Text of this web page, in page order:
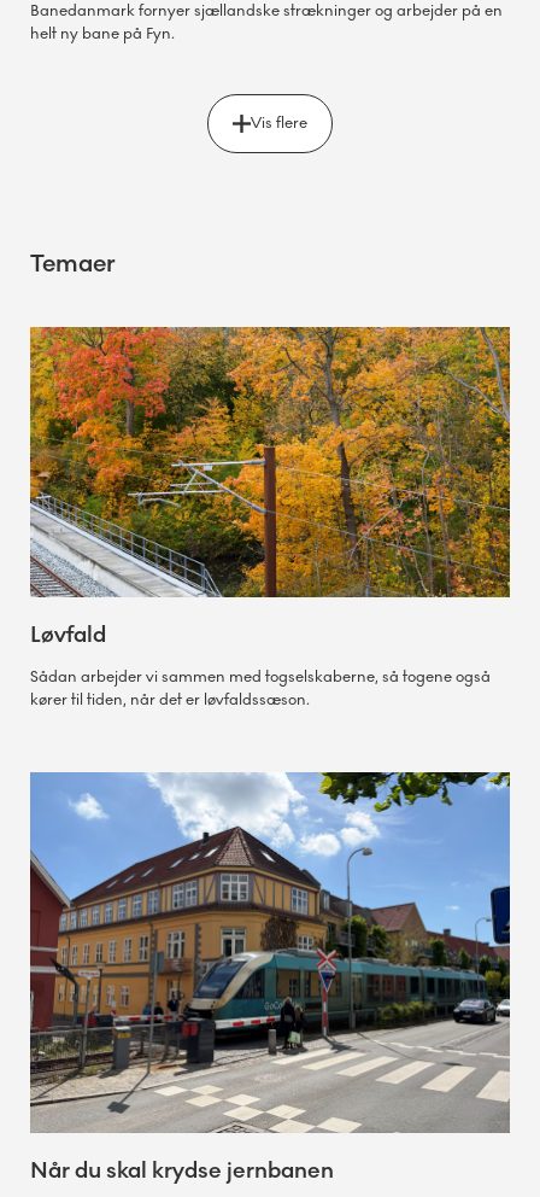
Banedanmark fornyer sjællandske strækninger og arbejder på en
helt ny bane på Fyn.
Vis flere
Temaer
Løvfald
Sådan arbejder vi sammen med togselskaberne, så togene også
kører til tiden, når det er løvfaldssæson.
Når du skal krydse jernbanen